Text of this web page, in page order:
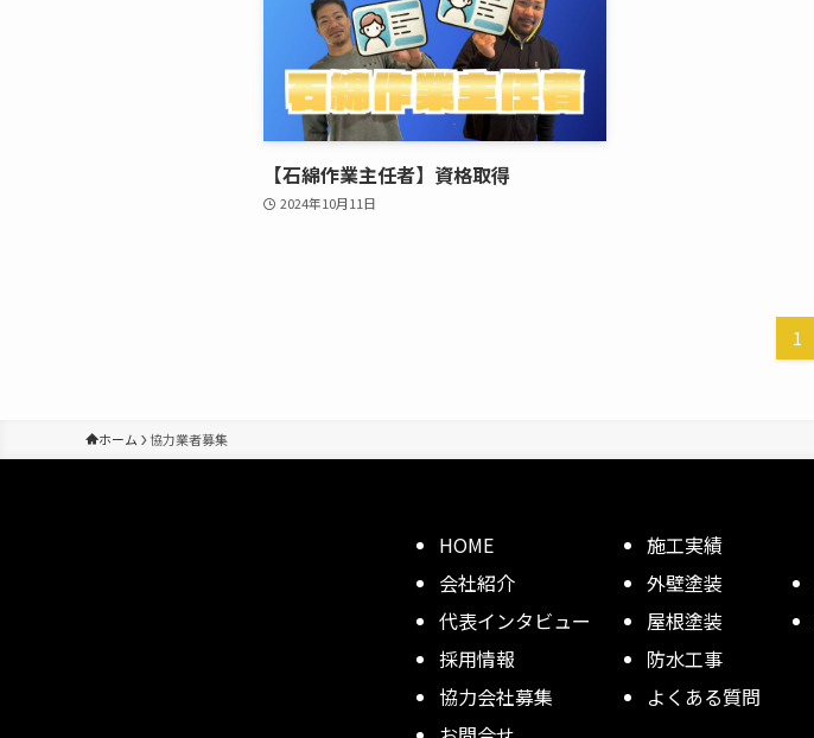
【石綿作業主任者】資格取得
2024年10月11日
1
ホーム 協力業者募集
HOME
会社紹介
代表インタビュー
採用情報
協力会社募集
施工実績
外壁塗装
屋根塗装
防水工事
よくある質問